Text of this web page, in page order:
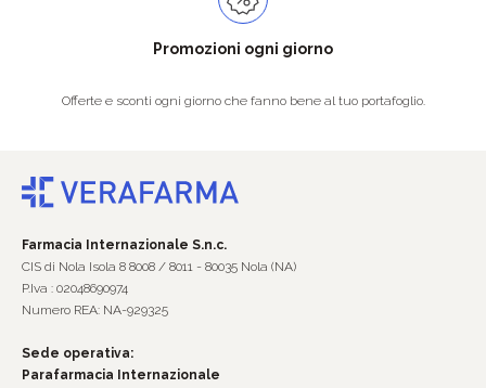
Promozioni ogni giorno
Offerte e sconti ogni giorno che fanno bene al tuo portafoglio.
Farmacia Internazionale S.n.c.
CIS di Nola Isola 8 8008 / 8011 - 80035 Nola (NA)
P.Iva : 02048690974
Numero REA: NA-929325
Sede operativa:
Parafarmacia Internazionale